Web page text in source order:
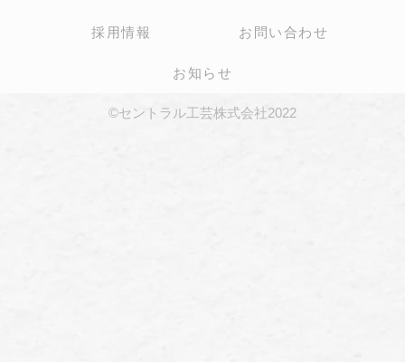
採用情報 お問い合わせ
お知らせ
©セントラル工芸株式会社2022